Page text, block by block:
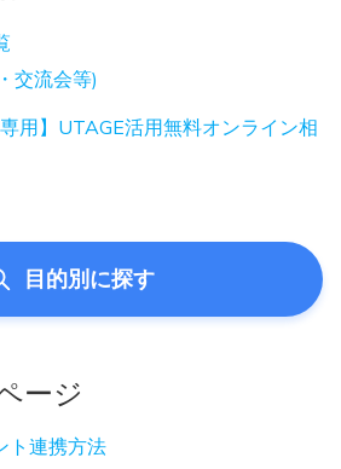
交流会等)
用】UTAGE活用無料オンライン相
目的別に探す
ージ
ト連携方法